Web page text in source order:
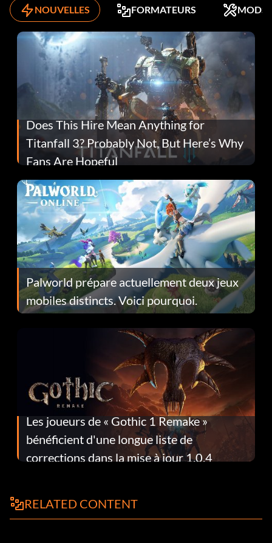
NOUVELLES FORMATEURS MODS
Does This Hire Mean Anything for
Titanfall 3? Probably Not, But Here’s Why
Fans Are Hopeful
Palworld prépare actuellement deux jeux
mobiles distincts. Voici pourquoi.
Les joueurs de « Gothic 1 Remake »
bénéficient d'une longue liste de
corrections dans la mise à jour 1.0.4
RELATED CONTENT